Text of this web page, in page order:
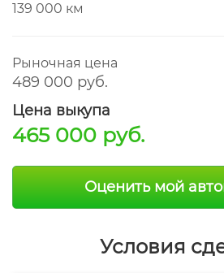
139 000 км
Рыночная цена
489 000 руб.
Цена выкупа
465 000 руб.
Оценить мой
Условия